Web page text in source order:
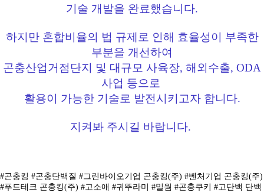
기술 개발을 완료했습니다.
하지만 혼합비율의 법 규제로 인해 효율성이 부족한
부분을 개선하여
곤충산업거점단지 및 대규모 사육장, 해외수출, ODA
사업 등으로
활용이 가능한 기술로 발전시키고자 합니다.
지켜봐 주시길 바랍니다.
#곤충킹 #곤충단백질 #그린바이오기업 곤충킹(주) #벤처기업 곤충킹(주)
#푸드테크 곤충킹(주) #고소애 #귀뚜라미 #밀웜 #곤충쿠키 #고단백 단백